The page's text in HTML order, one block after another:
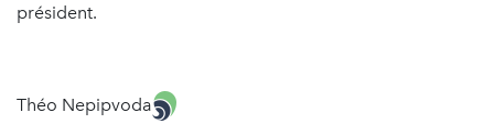
président.
Théo Nepipvoda